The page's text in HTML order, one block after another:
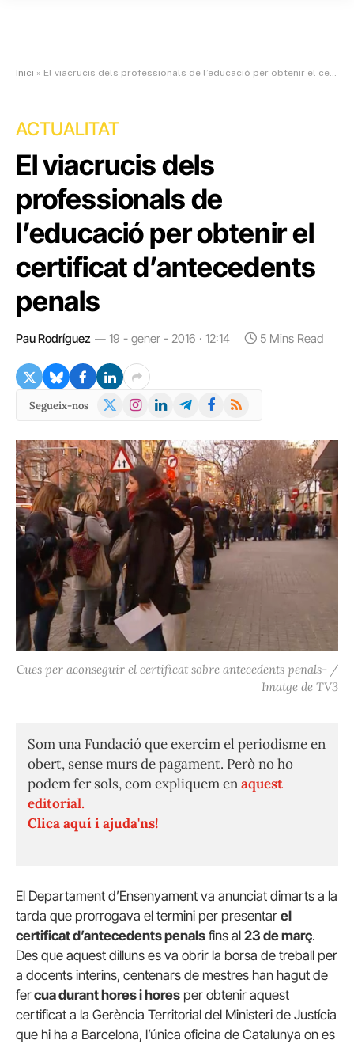
Inici » El viacrucis dels professionals de l’educació per obtenir el certificat d’antecedents penals
ACTUALITAT
El viacrucis dels
professionals de
l’educació per obtenir el
certificat d’antecedents
penals
Pau Rodríguez 19 - gener - 2016 · 12:14 5 Mins Read
Segueix-nos
X
Instagram
LinkedInTelegramFacebook
RSS
Cues per aconseguir el certificat sobre antecedents penals- /
Imatge de TV3
Som una Fundació que exercim el periodisme en
obert, sense murs de pagament. Però no ho
podem fer sols, com expliquem enaquest
editorial.
Clica aquí i ajuda'ns!
El Departament d’Ensenyament va anunciat dimarts a la
tarda que prorrogava el termini per presentar el
certificat d’antecedents penals fins al 23 de març.
Des que aquest dilluns es va obrir la borsa de treball per
a docents interins, centenars de mestres han hagut de
fercua durant hores i hores per obtenir aquest
certificat a la Gerència Territorial del Ministeri de Justícia
que hi ha a Barcelona, l’única oficina de Catalunya on es